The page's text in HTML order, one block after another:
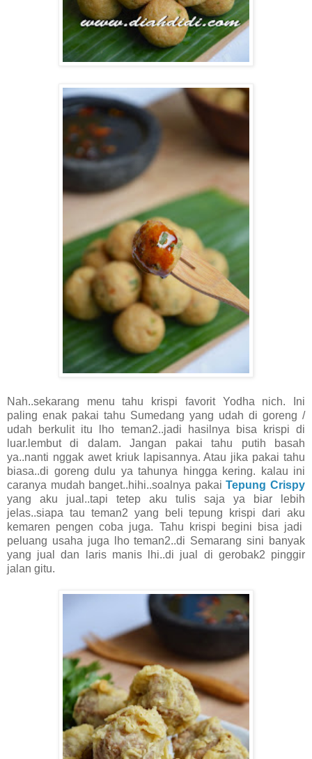
Nah..sekarang menu tahu krispi favorit Yodha nich. Ini
paling enak pakai tahu Sumedang yang udah di goreng /
udah berkulit itu lho teman2..jadi hasilnya bisa krispi di
luar.lembut di dalam. Jangan pakai tahu putih basah
ya..nanti nggak awet kriuk lapisannya. Atau jika pakai tahu
biasa..di goreng dulu ya tahunya hingga kering. kalau ini
caranya mudah banget..hihi..soalnya pakai Tepung Crispy
yang aku jual..tapi tetep aku tulis saja ya biar lebih
jelas..siapa tau teman2 yang beli tepung krispi dari aku
kemaren pengen coba juga. Tahu krispi begini bisa jadi
peluang usaha juga lho teman2..di Semarang sini banyak
yang jual dan laris manis lhi..di jual di gerobak2 pinggir
jalan gitu.